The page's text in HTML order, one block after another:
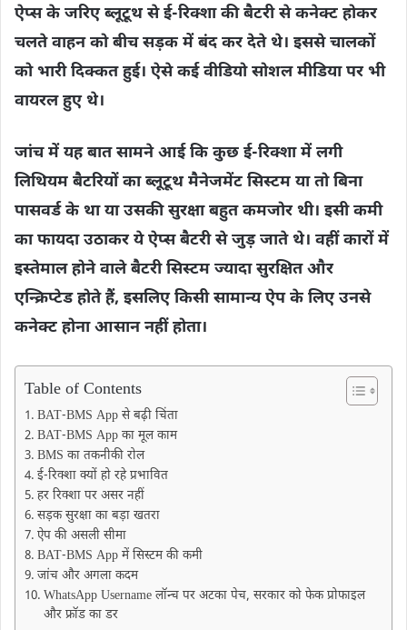
ऐप्स के जरिए ब्लूटूथ से ई-रिक्शा की बैटरी से कनेक्ट होकर
चलते वाहन को बीच सड़क में बंद कर देते थे। इससे चालकों
को भारी दिक्कत हुई। ऐसे कई वीडियो सोशल मीडिया पर भी
वायरल हुए थे।
जांच में यह बात सामने आई कि कुछ ई-रिक्शा में लगी
लिथियम बैटरियों का ब्लूटूथ मैनेजमेंट सिस्टम या तो बिना
पासवर्ड के था या उसकी सुरक्षा बहुत कमजोर थी। इसी कमी
का फायदा उठाकर ये ऐप्स बैटरी से जुड़ जाते थे। वहीं कारों में
इस्तेमाल होने वाले बैटरी सिस्टम ज्यादा सुरक्षित और
एन्क्रिप्टेड होते हैं, इसलिए किसी सामान्य ऐप के लिए उनसे
कनेक्ट होना आसान नहीं होता।
Table of Contents
BAT-BMS App से बढ़ी चिंता
BAT-BMS App का मूल काम
BMS का तकनीकी रोल
ई-रिक्शा क्यों हो रहे प्रभावित
हर रिक्शा पर असर नहीं
सड़क सुरक्षा का बड़ा खतरा
ऐप की असली सीमा
BAT-BMS App में सिस्टम की कमी
जांच और अगला कदम
WhatsApp Username लॉन्च पर अटका पेच, सरकार को फेक प्रोफाइल
और फ्रॉड का डर